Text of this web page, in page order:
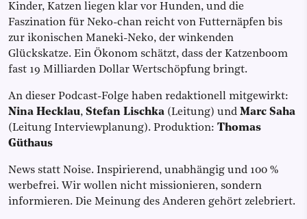
Kinder, Katzen liegen klar vor Hunden, und die
Faszination für Neko-chan reicht von Futternäpfen bis
zur ikonischen Maneki-Neko, der winkenden
Glückskatze. Ein Ökonom schätzt, dass der Katzenboom
fast 19 Milliarden Dollar Wertschöpfung bringt.
An dieser Podcast-Folge haben redaktionell mitgewirkt:
Nina Hecklau, Stefan Lischka (Leitung) und Marc Saha
(Leitung Interviewplanung). Produktion: Thomas
Güthaus
News statt Noise. Inspirierend, unabhängig und 100 %
werbefrei. Wir wollen nicht missionieren, sondern
informieren. Die Meinung des Anderen gehört zelebriert.